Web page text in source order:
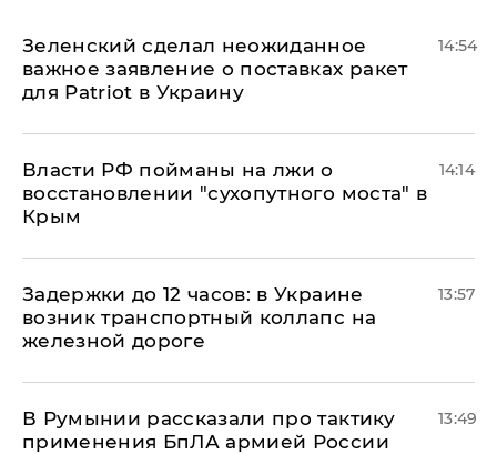
Зеленский сделал неожиданное
важное заявление о поставках ракет
для Patriot в Украину
14:54
Власти РФ пойманы на лжи о
восстановлении "сухопутного моста" в
Крым
14:14
Задержки до 12 часов: в Украине
возник транспортный коллапс на
железной дороге
13:57
В Румынии рассказали про тактику
применения БпЛА армией России
13:49